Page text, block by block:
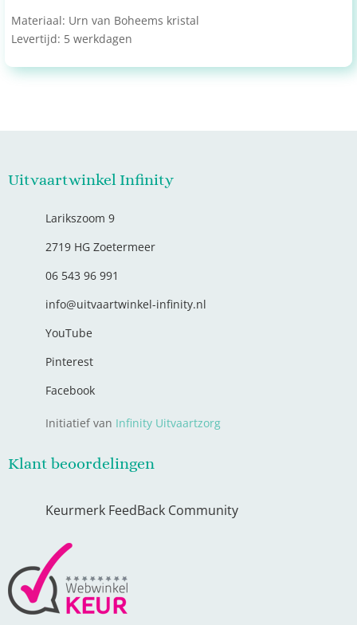
Materiaal: Urn van Boheems kristal
Levertijd: 5 werkdagen
Uitvaartwinkel Infinity
Larikszoom 9
2719 HG Zoetermeer
06 543 96 991
info@uitvaartwinkel-infinity.nl
YouTube
Pinterest
Facebook
Initiatief van Infinity Uitvaartzorg
Klant beoordelingen
Keurmerk FeedBack Community